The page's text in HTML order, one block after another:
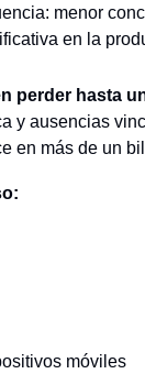
menor
en la
perder hasta
y ausencias
en más de un
móviles